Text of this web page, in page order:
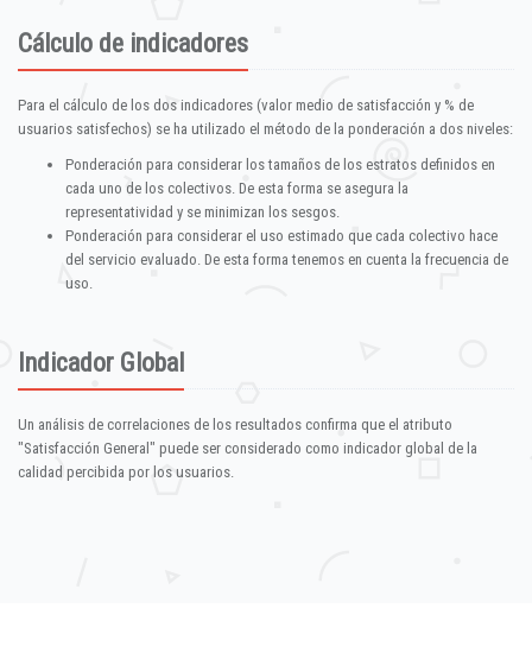
Cálculo de indicadores
Para el cálculo de los dos indicadores (valor medio de satisfacción y % de
usuarios satisfechos) se ha utilizado el método de la ponderación a dos niveles:
Ponderación para considerar los tamaños de los estratos definidos en
cada uno de los colectivos. De esta forma se asegura la
representatividad y se minimizan los sesgos.
Ponderación para considerar el uso estimado que cada colectivo hace
del servicio evaluado. De esta forma tenemos en cuenta la frecuencia de
uso.
Indicador Global
Un análisis de correlaciones de los resultados confirma que el atributo
"Satisfacción General" puede ser considerado como indicador global de la
calidad percibida por los usuarios.